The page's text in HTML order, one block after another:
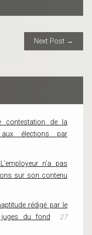
Next Post →
contestation de la
aux élections par
n’a pas
sur son contenu
rédigé par le
du fond
27